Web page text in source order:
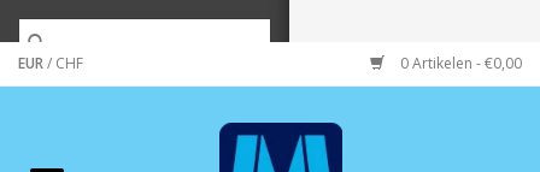
EUR/ CHF 0 Artikelen - €0,00